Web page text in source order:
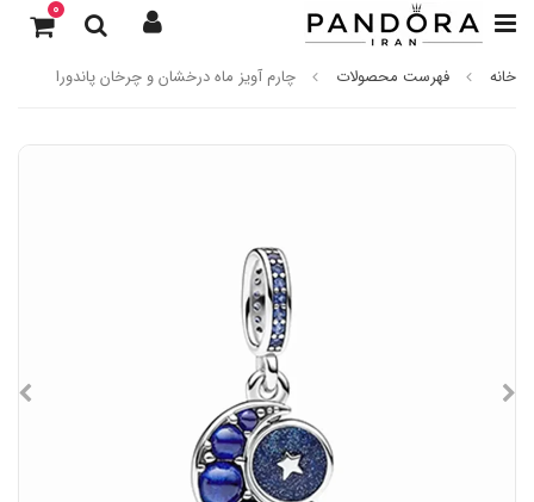
0
خانه فهرست محصولات چارم آویز ماه درخشان و چرخان پاندورا